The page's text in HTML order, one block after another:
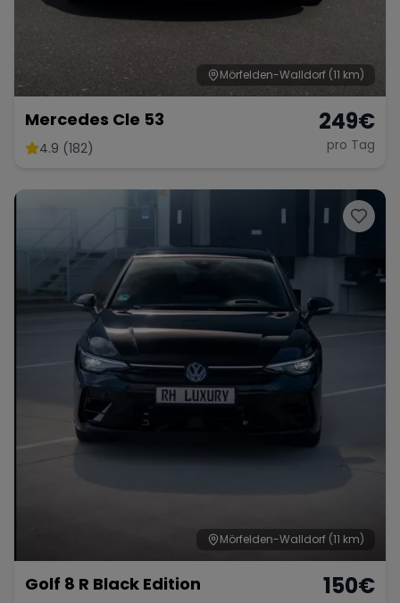
Mörfelden-Walldorf (11 km)
Mercedes Cle 53
4.9 (182)
249€
pro Tag
Mörfelden-Walldorf (11 km)
Golf 8 R Black Edition 150€